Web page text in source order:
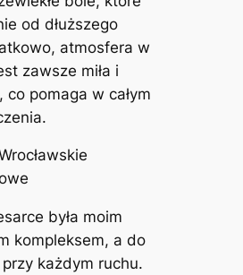
od dłuższego
atmosfera w
zawsze miła i
co pomaga w całym
była moim
kompleksem, a do
przy każdym ruchu.